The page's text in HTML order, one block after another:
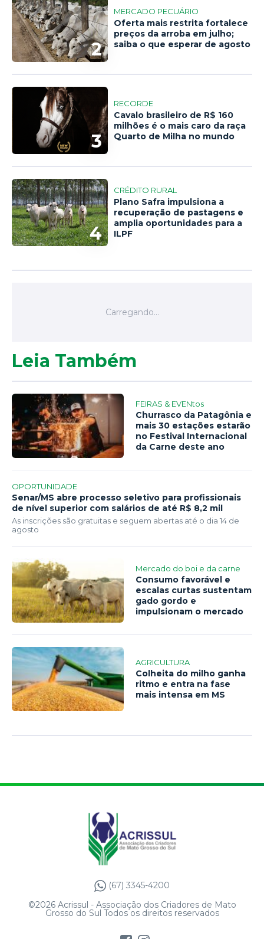
2
MERCADO PECUÁRIO
Oferta mais restrita fortalece
preços da arroba em julho;
saiba o que esperar de agosto
3
RECORDE
Cavalo brasileiro de R$ 160
milhões é o mais caro da raça
Quarto de Milha no mundo
4
CRÉDITO RURAL
Plano Safra impulsiona a
recuperação de pastagens e
amplia oportunidades para a
ILPF
Leia Também
FEIRAS & EVENtos
Churrasco da Patagônia e
mais 30 estações estarão
no Festival Internacional
da Carne deste ano
OPORTUNIDADE
Senar/MS abre processo seletivo para profissionais
de nível superior com salários de até R$ 8,2 mil
As inscrições são gratuitas e seguem abertas até o dia 14 de
agosto
Mercado do boi e da carne
Consumo favorável e
escalas curtas sustentam
gado gordo e
impulsionam o mercado
AGRICULTURA
Colheita do milho ganha
ritmo e entra na fase
mais intensa em MS
(67) 3345-4200
©2026 Acrissul - Associação dos Criadores de Mato
Grosso do Sul Todos os direitos reservados